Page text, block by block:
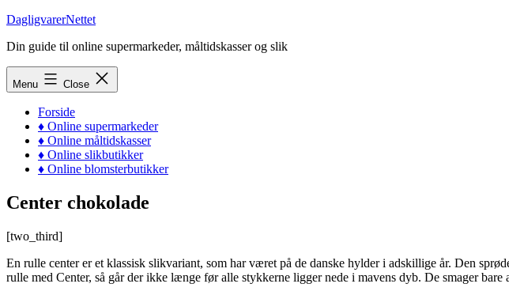
Skip
content
DagligvarerNettet
Din guide til online supermarkeder, måltidskasser og slik
Menu Close
Forside
♦ Online supermarkeder
♦ Online måltidskasser
♦ Online slikbutikker
♦ Online blomsterbutikker
Center chokolade
[two_third]
En rulle center er et klassisk slikvariant, som har været på de danske hylder i adskillige år. Den
rulle med Center, så går der ikke længe før alle stykkerne ligger nede i mavens dyb. De smager